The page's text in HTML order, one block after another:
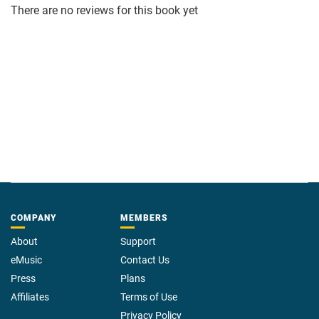
There are no reviews for this book yet
COMPANY
About
eMusic
Press
Affiliates
MEMBERS
Support
Contact Us
Plans
Terms of Use
Privacy Policy